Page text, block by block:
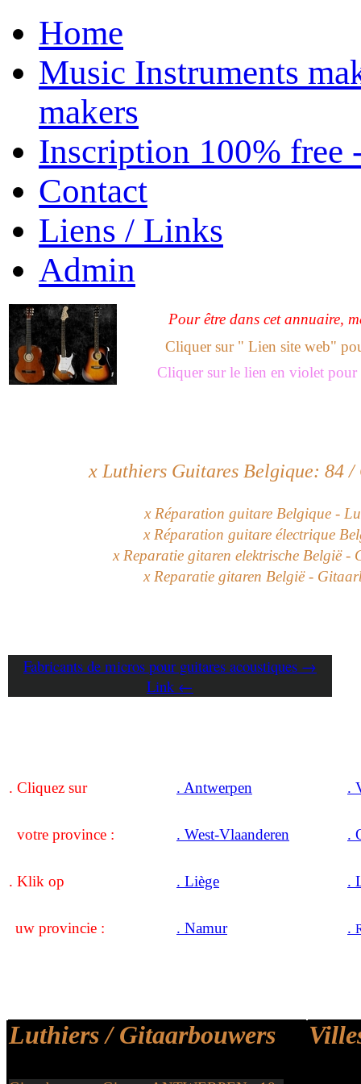
Home
Music Instruments
makers
Inscription 100% free
Contact
Liens / Links
Admin
Pour être dans cet annuaire,
Cliquer sur " Lien site web"
Cliquer sur le lien en violet pour
x Luthiers Guitares Belgique: 84 /
x Réparation guitare Belgique -
x Réparation guitare électrique
x Reparatie gitaren elektrische België -
x Reparatie gitaren België -
Fabricants de micros pour guitares acoustiques →
Link ←
. Cliquez sur . Antwerpen .
votre province : . West-Vlaanderen .
. Klik op . Liège .
uw provincie : . Namur .
Luthiers / Gitaarbouwers